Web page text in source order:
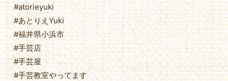
#atorieyuki
#あとりえYuki
#福井県小浜市
#手芸店
#手芸屋
#手芸教室やってます